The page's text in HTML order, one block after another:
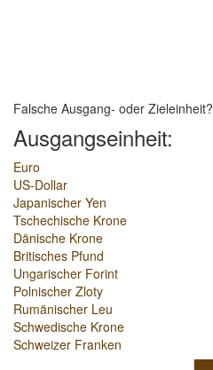
Falsche Ausgang- oder Zieleinheit?
Ausgangseinheit:
Euro
US-Dollar
Japanischer Yen
Tschechische Krone
Dänische Krone
Britisches Pfund
Ungarischer Forint
Polnischer Zloty
Rumänischer Leu
Schwedische Krone
Schweizer Franken